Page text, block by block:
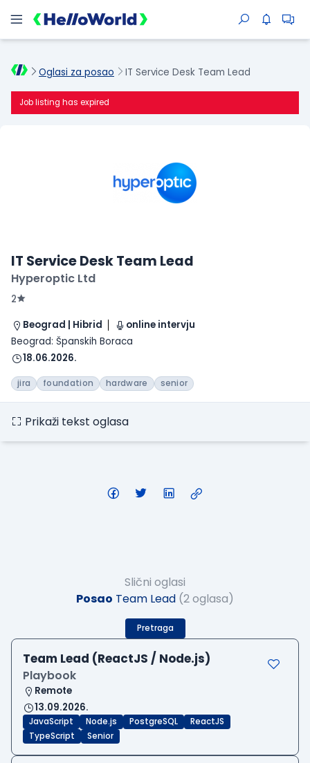
Oglasi za posao IT Service Desk Team Lead
Job listing has expired
IT Service Desk Team Lead
Hyperoptic Ltd
2
Beograd | Hibrid
online intervju
Beograd: Španskih Boraca
18.06.2026.
jira foundation hardware senior
Prikaži tekst oglasa
Slični oglasi
Posao Team Lead (2 oglasa)
Pretraga
Team Lead (ReactJS / Node.js)
Playbook
Remote
13.09.2026.
JavaScript Node.js PostgreSQL
ReactJS
TypeScript
Senior